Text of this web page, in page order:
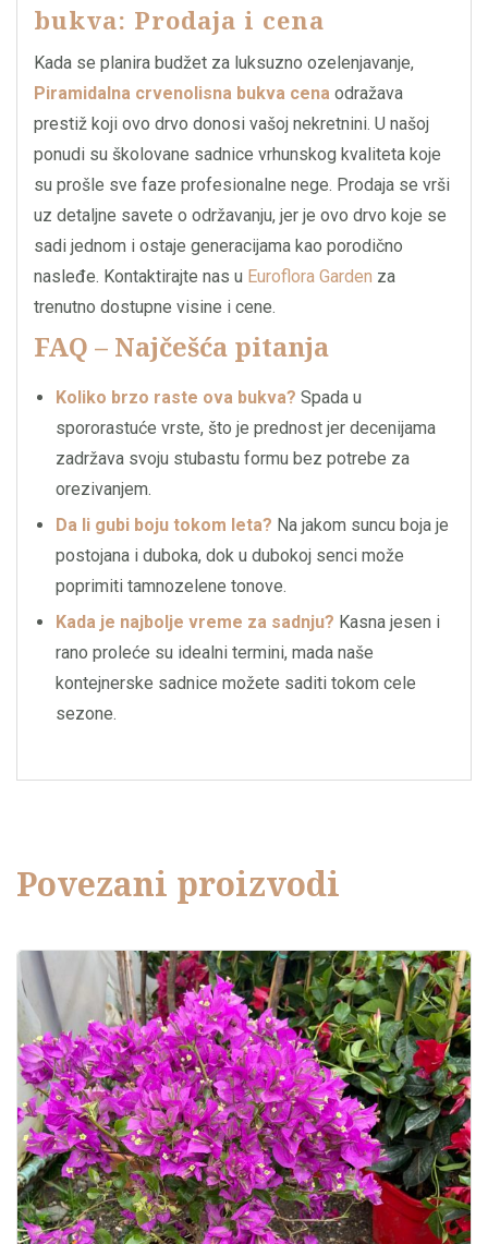
bukva: Prodaja i cena
Kada se planira budžet za luksuzno ozelenjavanje,
Piramidalna crvenolisna bukva cena odražava
prestiž koji ovo drvo donosi vašoj nekretnini. U našoj
ponudi su školovane sadnice vrhunskog kvaliteta koje
su prošle sve faze profesionalne nege. Prodaja se vrši
uz detaljne savete o održavanju, jer je ovo drvo koje se
sadi jednom i ostaje generacijama kao porodično
nasleđe. Kontaktirajte nas u Euroflora Garden za
trenutno dostupne visine i cene.
FAQ – Najčešća pitanja
Koliko brzo raste ova bukva? Spada u
spororastuće vrste, što je prednost jer decenijama
zadržava svoju stubastu formu bez potrebe za
orezivanjem.
Da li gubi boju tokom leta? Na jakom suncu boja je
postojana i duboka, dok u dubokoj senci može
poprimiti tamnozelene tonove.
Kada je najbolje vreme za sadnju? Kasna jesen i
rano proleće su idealni termini, mada naše
kontejnerske sadnice možete saditi tokom cele
sezone.
Povezani proizvodi